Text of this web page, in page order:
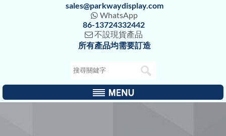
sales@parkwaydisplay.com
 WhatsApp
86-13724332442
不設現貨產品
所有產品均需要訂造